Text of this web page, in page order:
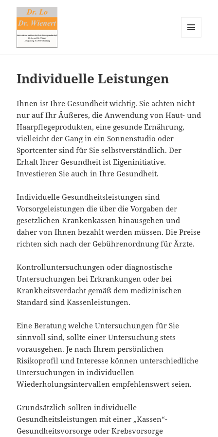
Individuelle Leistungen
Ihnen ist Ihre Gesundheit wichtig. Sie achten nicht
nur auf Ihr Äußeres, die Anwendung von Haut- und
Haarpflegeprodukten, eine gesunde Ernährung,
vielleicht der Gang in ein Sonnenstudio oder
Sportcenter sind für Sie selbstverständlich. Der
Erhalt Ihrer Gesundheit ist Eigeninitiative.
Investieren Sie auch in Ihre Gesundheit.
Individuelle Gesundheitsleistungen sind
Vorsorgeleistungen die über die Vorgaben der
gesetzlichen Krankenkassen hinausgehen und
daher von Ihnen bezahlt werden müssen. Die Preise
richten sich nach der Gebührenordnung für Ärzte.
Kontrolluntersuchungen oder diagnostische
Untersuchungen bei Erkrankungen oder bei
Krankheitsverdacht gemäß dem medizinischen
Standard sind Kassenleistungen.
Eine Beratung welche Untersuchungen für Sie
sinnvoll sind, sollte einer Untersuchung stets
vorausgehen. Je nach Ihrem persönlichen
Risikoprofil und Interesse können unterschiedliche
Untersuchungen in individuellen
Wiederholungsintervallen empfehlenswert seien.
Grundsätzlich sollten individuelle
Gesundheitsleistungen mit einer „Kassen“-
Gesundheitsvorsorge oder Krebsvorsorge